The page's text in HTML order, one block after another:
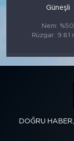
Güneşli
Nem: %50
Rüzgar: 9.81
DOĞRU